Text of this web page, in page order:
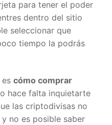
para tener el poder
dentro del sitio
seleccionar que
tiempo la podrás
cómo comprar
hace falta inquietarte
las criptodivisas no
no es posible saber